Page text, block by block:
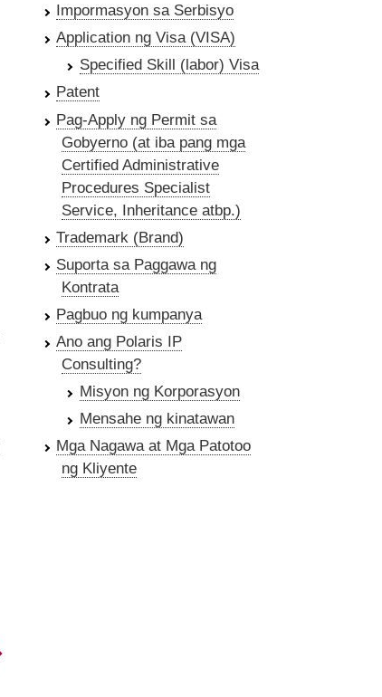
Impormasyon sa Serbisyo
Application ng Visa (VISA)
Specified Skill (labor) Visa
Patent
Pag-Apply ng Permit sa
Gobyerno (at iba pang mga
Certified Administrative
Procedures Specialist
Service, Inheritance atbp.)
Trademark (Brand)
Suporta sa Paggawa ng
Kontrata
Pagbuo ng kumpanya
Ano ang Polaris IP
Consulting?
Misyon ng Korporasyon
Mensahe ng kinatawan
Mga Nagawa at Mga Patotoo
ng Kliyente